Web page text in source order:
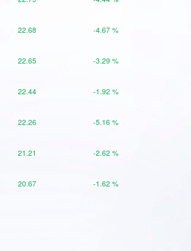
22.68 -4.67 %
22.65 -3.29 %
22.44 -1.92 %
22.26 -5.16 %
21.21 -2.62 %
20.67 -1.62 %